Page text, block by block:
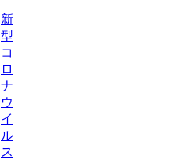
新
型
コ
ロ
ナ
ウ
イ
ル
ス